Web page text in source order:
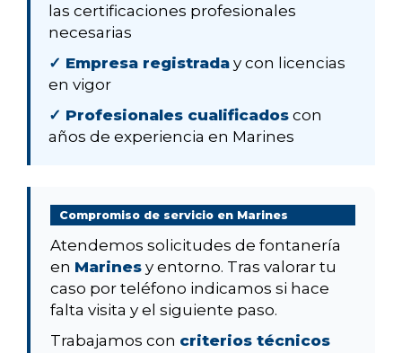
las certificaciones profesionales
necesarias
✓ Empresa registrada y con licencias
en vigor
✓ Profesionales cualificados con
años de experiencia en Marines
Compromiso de servicio en Marines
Atendemos solicitudes de fontanería
en Marines y entorno. Tras valorar tu
caso por teléfono indicamos si hace
falta visita y el siguiente paso.
Trabajamos con criterios técnicos